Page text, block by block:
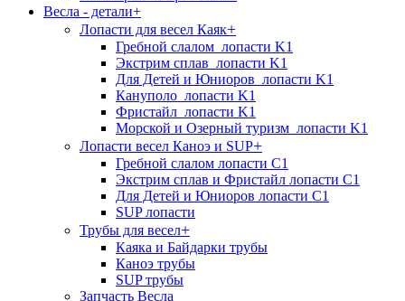
Весла - детали+
Лопасти для весел Каяк+
Гребной слалом_лопасти K1
Экстрим сплав_лопасти K1
Для Детей и Юниоров_лопасти K1
Кануполо_лопасти K1
Фристайл_лопасти K1
Морской и Озерный туризм_лопасти K1
Лопасти весел Каноэ и SUP+
Гребной слалом лопасти C1
Экстрим сплав и Фристайл лопасти C1
Для Детей и Юниоров лопасти C1
SUP лопасти
Трубы для весел+
Каяка и Байдарки трубы
Каноэ трубы
SUP трубы
Запчасть Весла